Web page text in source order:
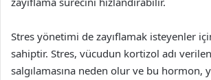
Stres yönetimi de zayıflamak isteyenler
sahiptir. Stres, vücudun kortizol adı
salgılamasına neden olur ve bu hormon,